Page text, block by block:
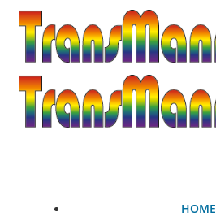
Zum
Inhalt
springen
HOME